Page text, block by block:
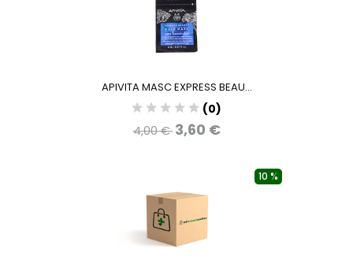
APIVITA MASC EXPRESS BEAU...
(0)
4,00 €3,60 €
10 %